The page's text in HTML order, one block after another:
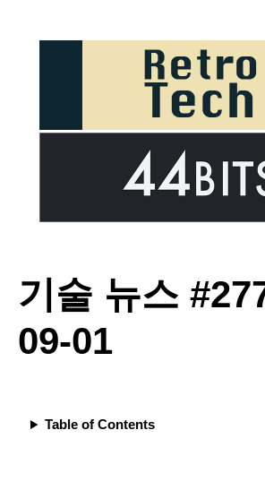
기술 뉴스
09-01
Table of Contents